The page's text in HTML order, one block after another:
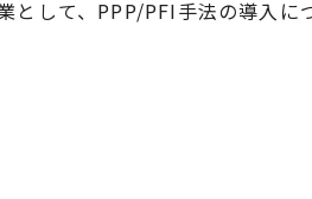
して、PPP/PFI手法の導入に